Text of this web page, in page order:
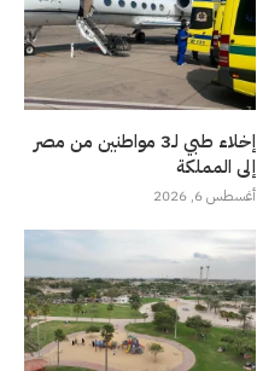
إخلاء طبي لـ3 مواطنين من مصر
إلى المملكة
أغسطس 6, 2026